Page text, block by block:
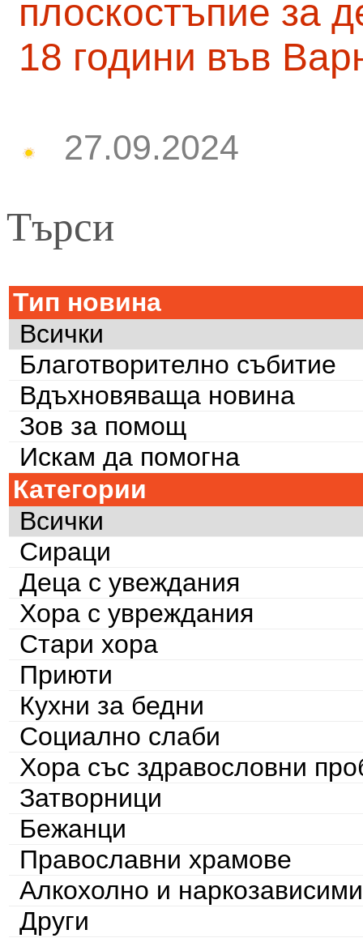
плоскостъпие за
18 години във
27.09.2024
Търси
Тип новина
Всички
Благотворително събитие
Вдъхновяваща новина
Зов за помощ
Искам да помогна
Категории
Всички
Сираци
Деца с увеждания
Хора с увреждания
Стари хора
Приюти
Кухни за бедни
Социално слаби
Хора със здравословни
Затворници
Бежанци
Православни храмове
Алкохолно и наркозависими
Други